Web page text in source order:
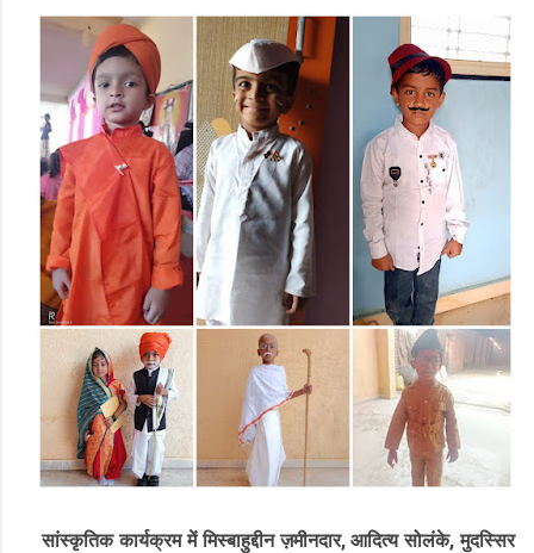
सांस्कृतिक कार्यक्रम में मिस्बाहुद्दीन ज़मीनदार, आदित्य सोलंके, मुदस्सिर